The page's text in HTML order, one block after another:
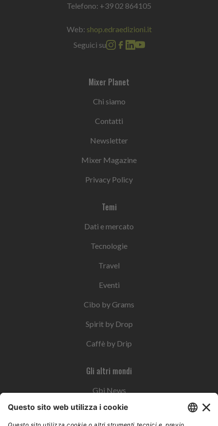
Telefono: +39 02 864105
Web: shop.edraedizioni.it
Seguici su
Mixer Planet
Chi siamo
Contatti
Newsletter
Mixer Magazine
Privacy Policy
Temi
Dati e mercato
Tecnologie
Travel
Eventi
Cibo by Grams
Spirit by Drop
Caffè by Drip
Gli altri mondi
Gbi News
Instoremag